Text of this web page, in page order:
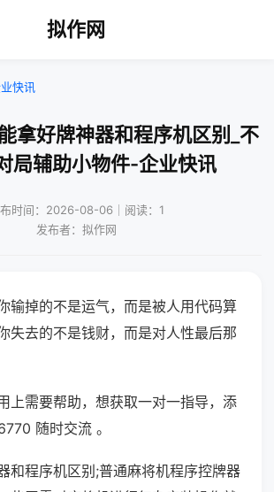
拟作网
快讯
拿好牌神器和程序机区别_不
局辅助小物件-企业快讯
时间：2026-08-06｜阅读：1
发布者：拟作网
输掉的不是运气，而是被人用代码算
失去的不是钱财，而是对人性最后那
上需要帮助，想获取一对一指导，添
随时交流 。
和程序机区别;普通麻将机程序控牌器